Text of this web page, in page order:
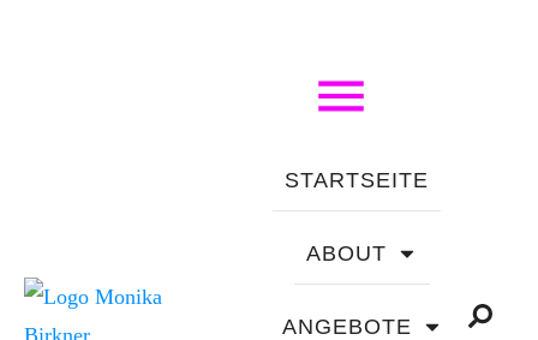
STARTSEITE
ABOUT
ANGEBOTE